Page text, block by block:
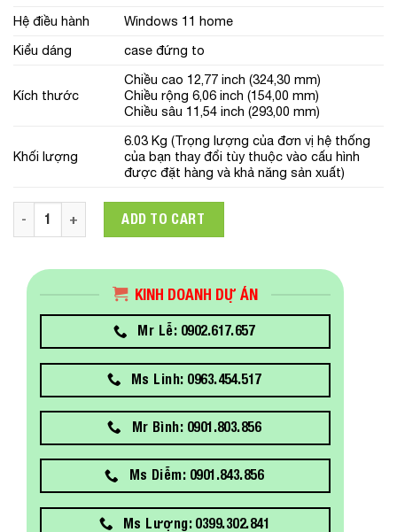
Hệ điều hành
Windows 11 home
Kiểu dáng
case đứng to
Kích thước
Chiều cao 12,77 inch (324,30 mm)
Chiều rộng 6,06 inch (154,00 mm)
Chiều sâu 11,54 inch (293,00 mm)
Khối lượng
6.03 Kg (Trọng lượng của đơn vị hệ thống
của bạn thay đổi tùy thuộc vào cấu hình
được đặt hàng và khả năng sản xuất)
Máy tính để bàn Dell Vostro 3888 RJMM6D3/Core i5/8GB/
ADD TO CART
KINH DOANH DỰ ÁN
Mr Lễ: 0902.617.657
Ms Linh: 0963.454.517
Mr Bình: 0901.803.856
Ms Diễm: 0901.843.856
Ms Lượng: 0399.302.841